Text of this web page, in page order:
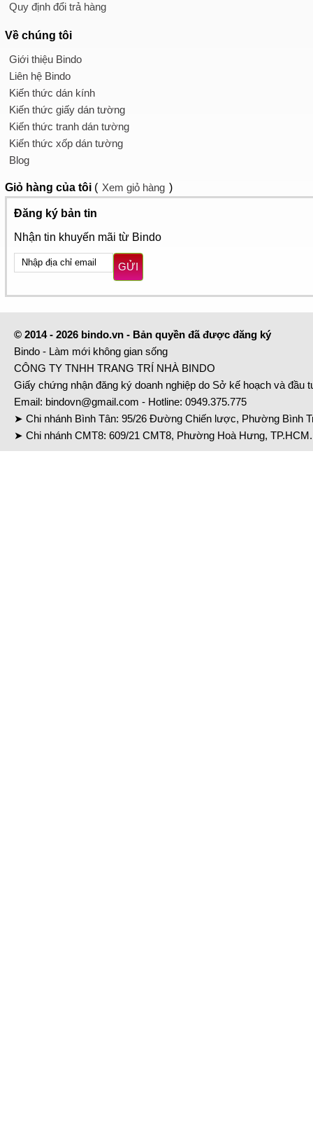
Quy định đổi trả hàng
Về chúng tôi
Giới thiệu Bindo
Liên hệ Bindo
Kiến thức dán kính
Kiến thức giấy dán tường
Kiến thức tranh dán tường
Kiến thức xốp dán tường
Blog
Giỏ hàng của tôi ( Xem giỏ hàng )
Đăng ký bản tin
Nhận tin khuyến mãi từ Bindo
GỬI
© 2014 - 2026 bindo.vn - Bản quyền đã được đăng ký
Bindo - Làm mới không gian sống
CÔNG TY TNHH TRANG TRÍ NHÀ BINDO
Giấy chứng nhận đăng ký doanh nghiệp do Sở kế hoạch và đầu
Email: bindovn@gmail.com - Hotline: 0949.375.775
➤ Chi nhánh Bình Tân: 95/26 Đường Chiến lược, Phường Bình
➤ Chi nhánh CMT8: 609/21 CMT8, Phường Hoà Hưng,